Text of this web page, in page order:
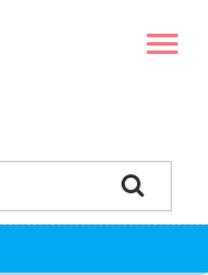
MENÜ